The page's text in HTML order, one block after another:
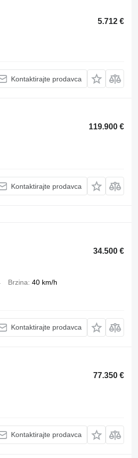
5.712 €
Kontaktirajte prodavca
119.900 €
Kontaktirajte prodavca
34.500 €
Brzina 40 km/h
Kontaktirajte prodavca
77.350 €
Kontaktirajte prodavca